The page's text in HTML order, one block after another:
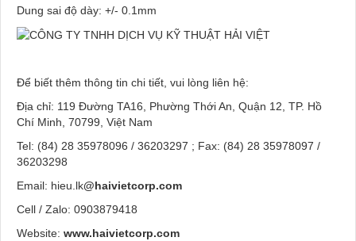
Dung sai độ dày: +/- 0.1mm
Để biết thêm thông tin chi tiết, vui lòng liên hệ:
Địa chỉ: 119 Đường TA16, Phường Thới An, Quận 12, TP. Hồ
Chí Minh, 70799, Việt Nam
Tel: (84) 28 35978096 / 36203297 ; Fax: (84) 28 35978097 /
36203298
Email: hieu.lk@haivietcorp.com
Cell / Zalo: 0903879418
Website: www.haivietcorp.com